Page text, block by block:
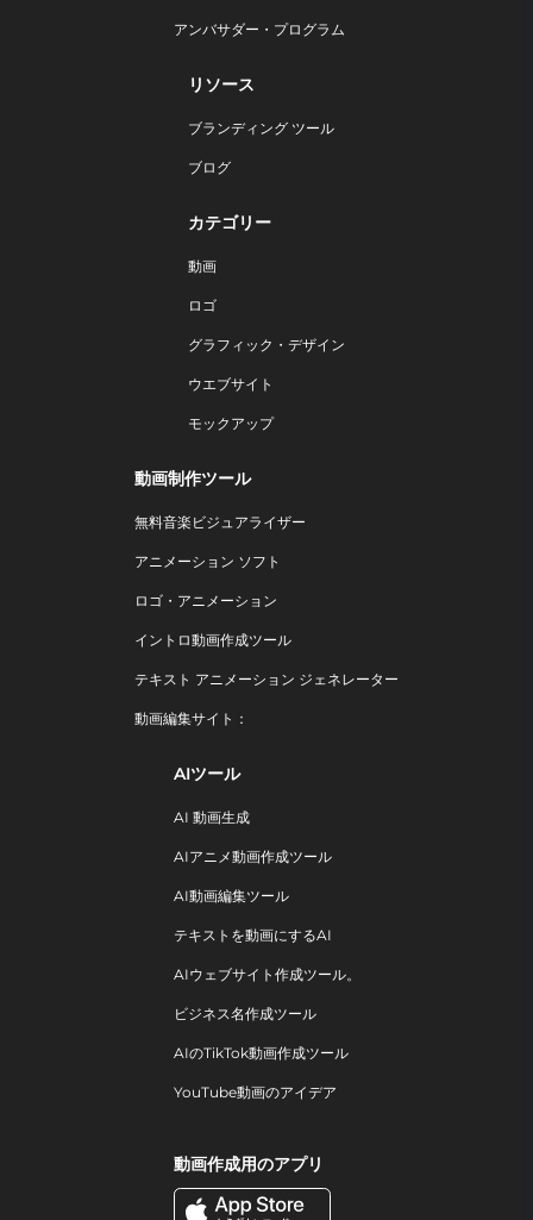
アンバサダー・プログラム
リソース
ブランディング ツール
ブログ
カテゴリー
動画
ロゴ
グラフィック・デザイン
ウエブサイト
モックアップ
動画制作ツール
無料音楽ビジュアライザー
アニメーション ソフト
ロゴ・アニメーション
イントロ動画作成ツール
テキスト アニメーション ジェネレーター
動画編集サイト：
AIツール
AI 動画生成
AIアニメ動画作成ツール
AI動画編集ツール
テキストを動画にするAI
AIウェブサイト作成ツール。
ビジネス名作成ツール
AIのTikTok動画作成ツール
YouTube動画のアイデア
動画作成用のアプリ